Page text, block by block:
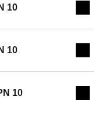
10
10
10